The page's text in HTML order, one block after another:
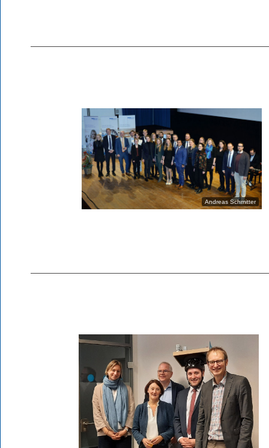
Andreas Schmitter